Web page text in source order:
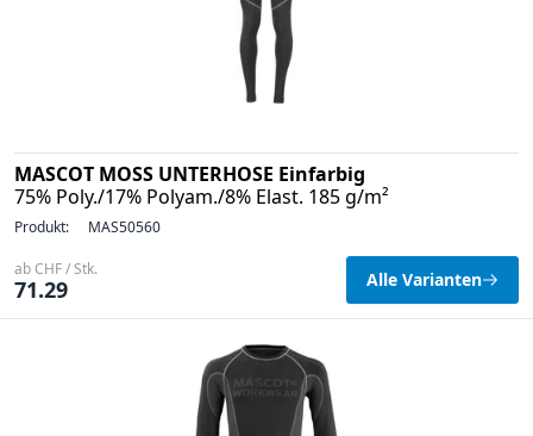
MASCOT MOSS UNTERHOSE Einfarbig
75% Poly./17% Polyam./8% Elast. 185 g/m²
Produkt: MAS50560
ab CHF / Stk.
71.29 Alle Varianten